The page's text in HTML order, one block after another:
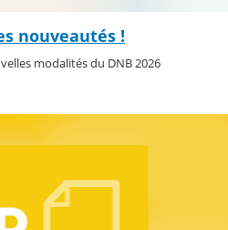
nouveautés !
modalités du DNB 2026